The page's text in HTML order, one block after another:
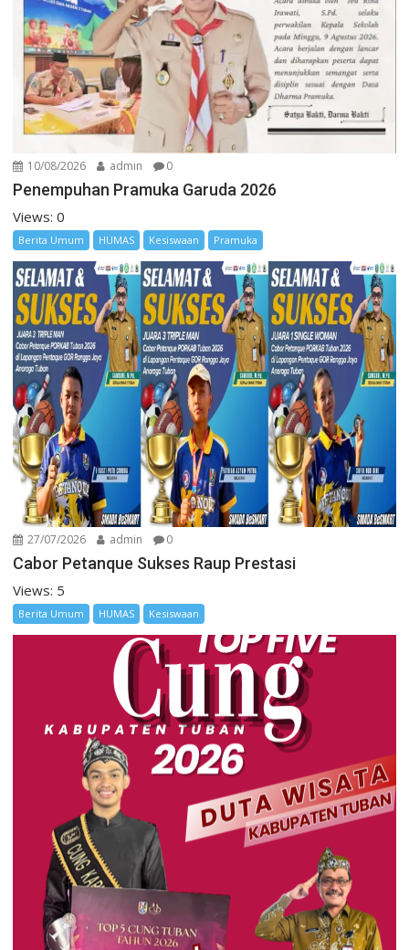
10/08/2026 admin 0
Penempuhan Pramuka Garuda 2026
Views: 0
Berita Umum HUMAS Kesiswaan Pramuka
27/07/2026 admin 0
Cabor Petanque Sukses Raup Prestasi
Views: 5
Berita Umum HUMAS Kesiswaan